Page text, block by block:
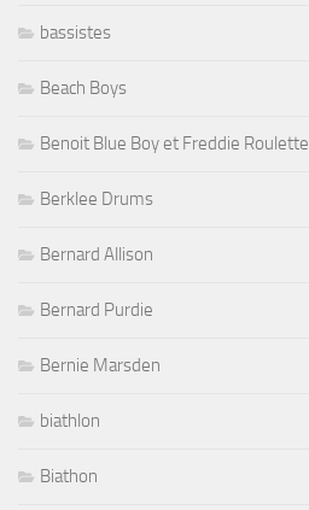
bassistes
Beach Boys
Benoit Blue Boy et Freddie Roulette
Berklee Drums
Bernard Allison
Bernard Purdie
Bernie Marsden
biathlon
Biathon